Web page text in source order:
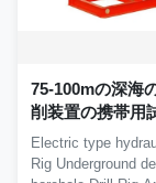
75-100mの深海
削装置の携帯用
訓練機械
Electric type
Rig Underground